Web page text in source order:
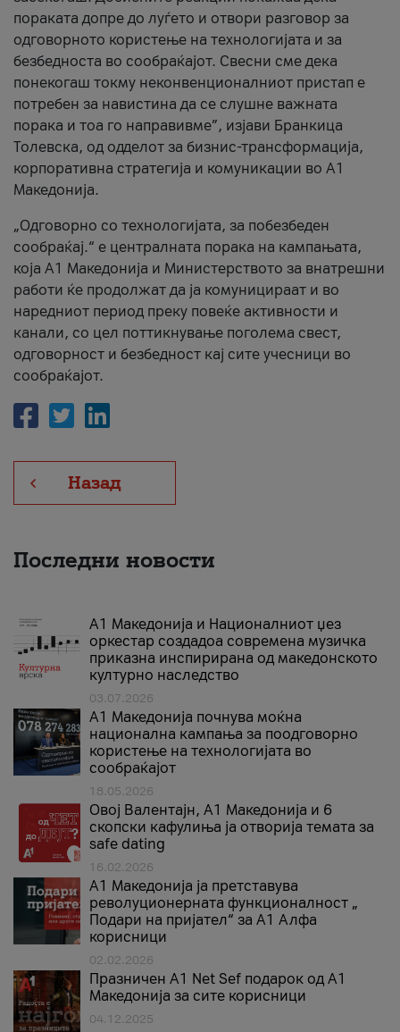
пораката допре до луѓето и отвори разговор за
одговорното користење на технологијата и за
безбедноста во сообраќајот. Свесни сме дека
понекогаш токму неконвенционалниот пристап е
потребен за навистина да се слушне важната
порака и тоа го направивме”, изјави Бранкица
Толевска, од одделот за бизнис-трансформација,
корпоративна стратегија и комуникации во А1
Македонија.
„Одговорно со технологијата, за побезбеден
сообраќај.“ е централната порака на кампањата,
која A1 Македонија и Министерството за внатрешни
работи ќе продолжат да ја комуницираат и во
наредниот период преку повеќе активности и
канали, со цел поттикнување поголема свест,
одговорност и безбедност кај сите учесници во
сообраќајот.
Назад
Последни новости
А1 Македонија и Националниот џез
оркестар создадоа современа музичка
приказна инспирирана од македонското
културно наследство
03.07.2026
A1 Македонија почнува моќна
национална кампања за поодговорно
користење на технологијата во
сообраќајот
18.05.2026
Овој Валентајн, A1 Македонија и 6
скопски кафулиња ја отворија темата за
safe dating
16.02.2026
А1 Македонија ја претставува
револуционерната функционалност „
Подари на пријател“ за А1 Алфа
корисници
02.02.2026
Празничен A1 Net Sеf подарок од А1
Македонија за сите корисници
04.12.2025